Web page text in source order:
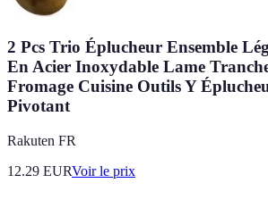
2 Pcs Trio Éplucheur Ensemble
En Acier Inoxydable Lame
Fromage Cuisine Outils Y
Pivotant
Rakuten FR
12.29 EURVoir le prix